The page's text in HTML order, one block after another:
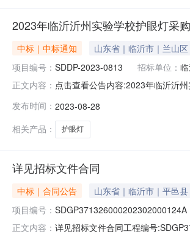
2023年临沂沂州实验学校护眼灯采
中标｜中标通知 山东省｜临沂市｜兰山区
项目编号： SDDP-2023-0813 招标单位：
正文内容： 点击查看公告内容:2023年临沂沂
目名称：2023年临沂州实验学校
发布时间： 2023-08-28
相关产品：
护眼灯
详见招标文件合同
中标｜合同公告 山东省｜临沂市｜平邑县
项目编号：
正文内容： 详见招标文件合同工程编号